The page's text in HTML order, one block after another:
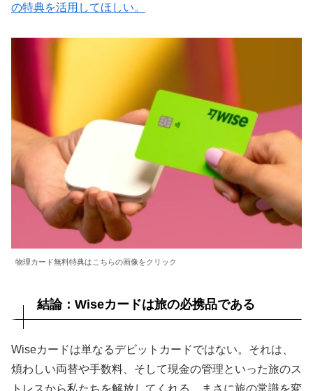
の特典を活用してほしい。
物理カード無料特典はこちらの画像をクリック
結論：Wiseカードは旅の必携品である
Wiseカードは単なるデビットカードではない。それは、
煩わしい両替や手数料、そして現金の管理といった旅のス
トレスから私たちを解放してくれる、まさに旅の常識を変